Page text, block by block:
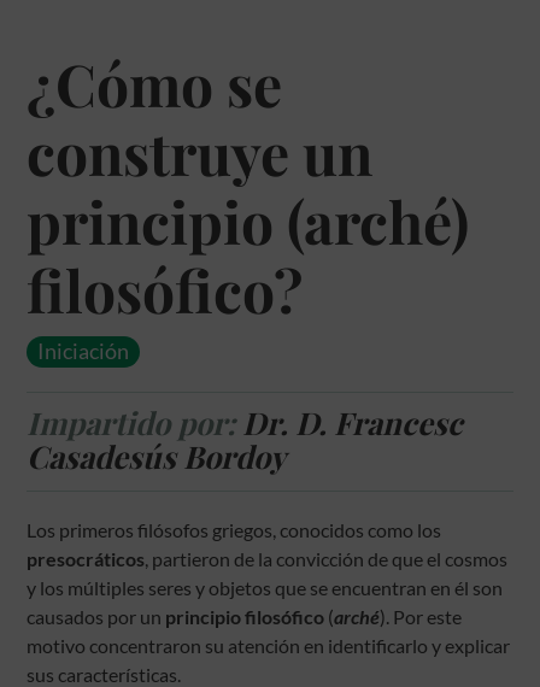
¿Cómo se
construye un
principio (arché)
filosófico?
Iniciación
Impartido por: Dr. D. Francesc
Casadesús Bordoy
Los primeros filósofos griegos, conocidos como los
presocráticos , partieron de la convicción de que el cosmos
y los múltiples seres y objetos que se encuentran en él son
causados por un principio filosófico (arché). Por este
motivo concentraron su atención en identificarlo y explicar
sus características.